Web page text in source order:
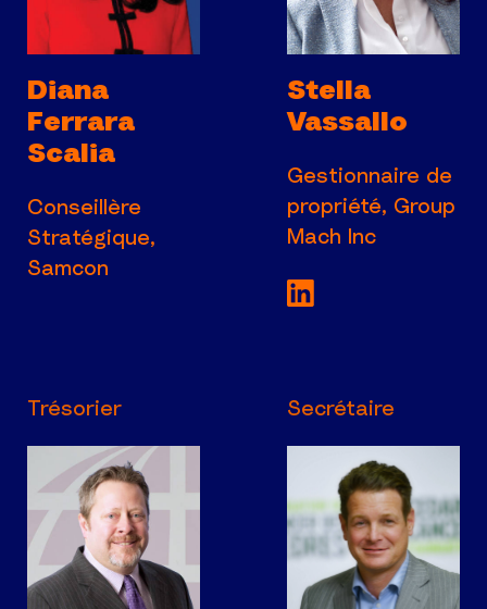
Diana
Ferrara
Scalia
Conseillère
Stratégique,
Samcon
Stella
Vassallo
Gestionnaire de
propriété, Group
Mach Inc
Voir la page
Trésorier Secrétaire